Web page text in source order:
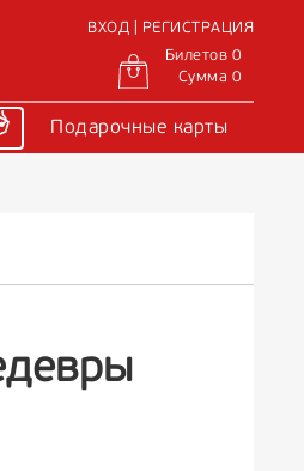
ВХОД | РЕГИСТРАЦИЯ
Билетов 0
Сумма 0
Подарочные карты